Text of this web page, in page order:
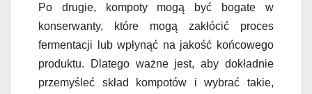
Po drugie, kompoty mogą być bogate w
konserwanty, które mogą zakłócić proces
fermentacji lub wpłynąć na jakość końcowego
produktu. Dlatego ważne jest, aby dokładnie
przemyśleć skład kompotów i wybrać takie,